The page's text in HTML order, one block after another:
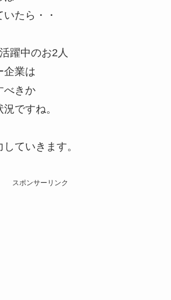
たら・・
躍中のお2人
企業は
べきか
ですね。
ていきます。
スポンサーリンク